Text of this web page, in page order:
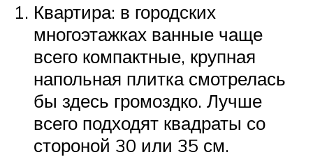
Квартира: в городских
многоэтажках ванные чаще
всего компактные, крупная
напольная плитка смотрелась
бы здесь громоздко. Лучше
всего подходят квадраты со
стороной 30 или 35 см.